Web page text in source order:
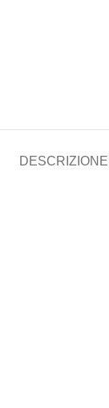
DESCRIZIONE